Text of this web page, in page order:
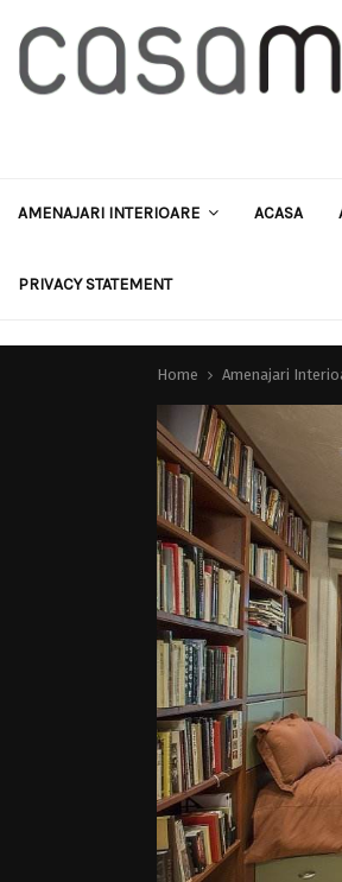
AMENAJARI INTERIOARE ACASA
PRIVACY STATEMENT
Home Amenajari